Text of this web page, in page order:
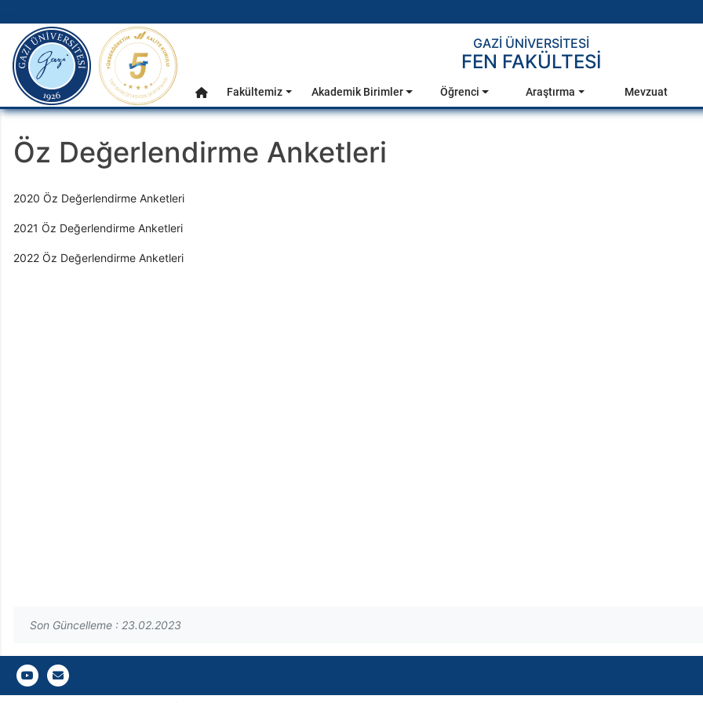
Ana Menü
gazi.edu.tr
GAZİ ÜNİVERSİTESİ
FEN FAKÜLTESİ
Anasayfa
Fakültemiz Akademik Birimler Öğrenci Araştırma Mevzuat
Öz Değerlendirme Anketleri
2020 Öz Değerlendirme Anketleri
2021 Öz Değerlendirme Anketleri
2022 Öz Değerlendirme Anketleri
Son Güncelleme : 23.02.2023
Gazi Üniversitesi Fen Fakültesi
Gazi E-Mail